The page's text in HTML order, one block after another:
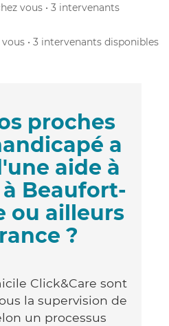
vous • 3 intervenants
• 3 intervenants disponibles
proches
a
aide à
Beaufort-
ou ailleurs
?
Click&Care sont
la supervision de
un processus